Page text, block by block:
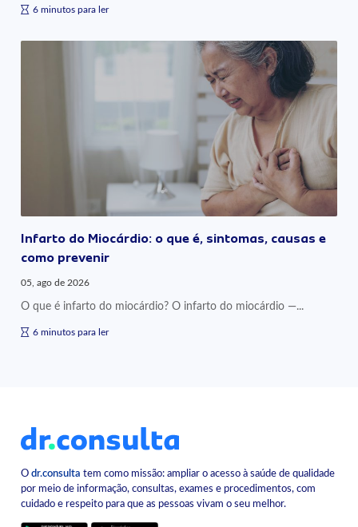
6 minutos para ler
Infarto do Miocárdio: o que é, sintomas, causas e
como prevenir
05, ago de 2026
O que é infarto do miocárdio? O infarto do miocárdio —...
6 minutos para ler
Odr.consulta tem como missão: ampliar o acesso à saúde de qualidade
por meio de informação, consultas, exames e procedimentos, com
cuidado e respeito para que as pessoas vivam o seu melhor.